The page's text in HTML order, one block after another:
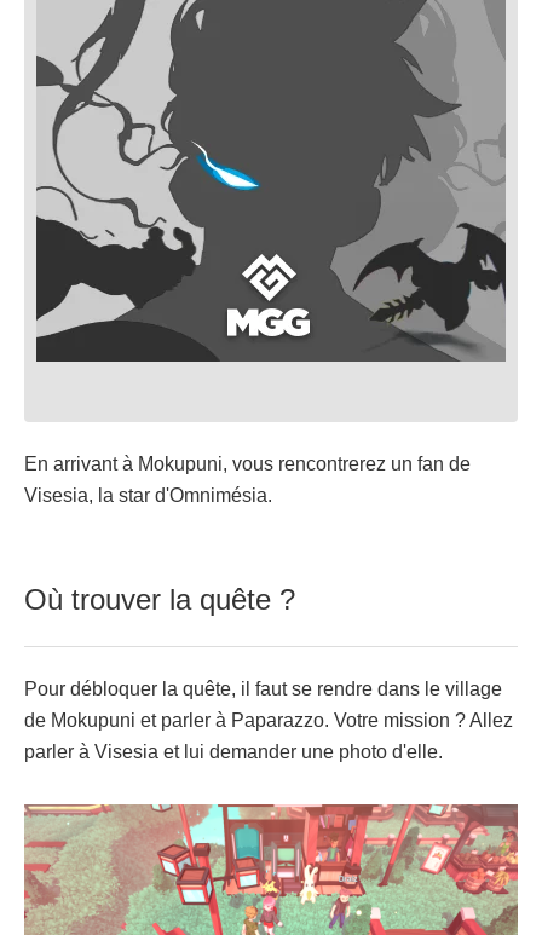
En arrivant à Mokupuni, vous rencontrerez un fan de
Visesia, la star d'Omnimésia.
Où trouver la quête ?
Pour débloquer la quête, il faut se rendre dans le village
de Mokupuni et parler à Paparazzo. Votre mission ? Allez
parler à Visesia et lui demander une photo d'elle.